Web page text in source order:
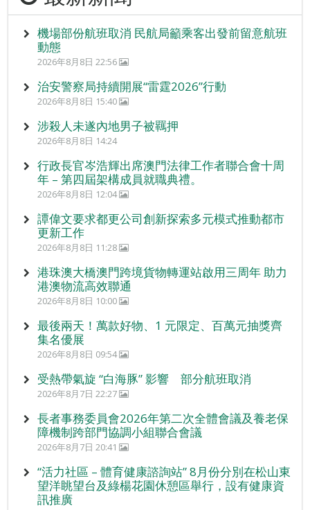
機場部份航班取消 民航局籲乘客出發前留意航班
動態
2026年8月8日 22:56
治安警察局持續開展“雷霆2026”行動
2026年8月8日 15:40
涉殺人未遂內地男子被羈押
2026年8月8日 14:24
行政長官岑浩輝出席澳門法律工作者聯合會十周
年 – 第四屆架構成員就職典禮。
2026年8月8日 12:04
譚偉文要求都更公司創新探索多元模式推動都市
更新工作
2026年8月8日 11:28
港珠澳大橋澳門跨境貨物轉運站啟用三周年 助力
港澳物流高效聯通
2026年8月8日 10:00
最後兩天！萬款好物、1 元限定、百萬元抽獎齊
集名優展
2026年8月8日 09:54
受熱帶氣旋 “白海豚” 影響 部分航班取消
2026年8月7日 22:27
長者事務委員會2026年第二次全體會議及養老保
障機制跨部門協調小組聯合會議
2026年8月7日 20:41
“活力社區 – 體育健康諮詢站” 8月份分別在松山東
望洋眺望台及綠楊花園休憩區舉行，設有健康資
訊推廣